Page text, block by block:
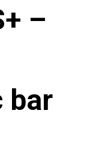
–
bar